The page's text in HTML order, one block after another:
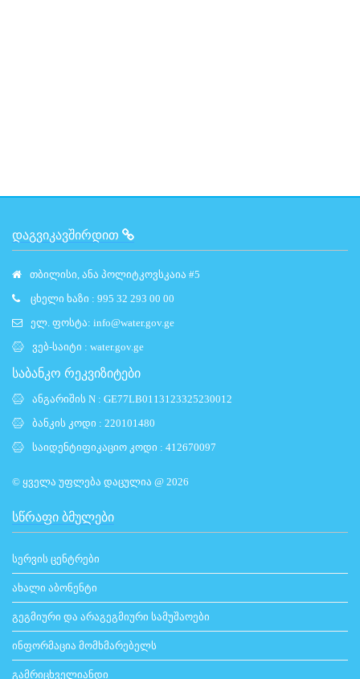
ᲓᲐᲒᲕᲘᲙᲐᲕᲨᲘᲠᲓᲘᲗ
თბილისი, ანა პოლიტკოვსკაია #5
ცხელი ხაზი : 995 32 293 00 00
ელ. ფოსტა: info@water.gov.ge
ვებ-საიტი : water.gov.ge
საბანკო რეკვიზიტები
ანგარიშის N : GE77LB0113123325230012
ბანკის კოდი : 220101480
საიდენტიფიკაციო კოდი : 412670097
© ყველა უფლება დაცულია @ 2026
ᲡᲬᲠᲐᲤᲘ ᲑᲛᲣᲚᲔᲑᲘ
სერვის ცენტრები
ახალი აბონენტი
გეგმიური და არაგეგმიური სამუშაოები
ინფორმაცია მომხმარებელს
გამრიცხველიანდი